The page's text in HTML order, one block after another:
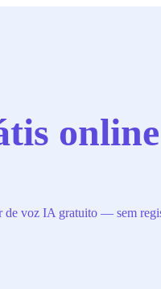
online
voz IA gratuito — sem